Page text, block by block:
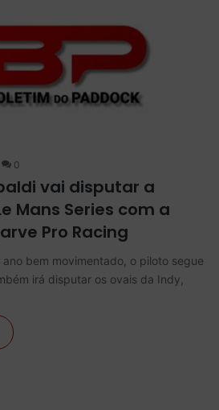
0
vai disputar a
Mans Series com a
Pro Racing
bem movimentado, o piloto segue
irá disputar os ovais da Indy,